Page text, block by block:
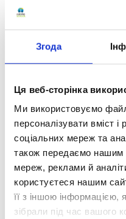
Згода
Ця веб-сторінка
Ми використовуємо
персоналізувати вміст і
соціальних мереж та
також передаємо нашим
мереж, реклами й
користуєтеся нашим
її з іншою інформацією,
зібрали під час вашого
дизайн і
визнання.
міністерства освіти
учнів у понад 100
Тепер і наші учні
скористатися
Вже на початку
ці матеріали будуть
білінгвальних
нашої школи й
поглибленого
Згодом « Оптіма »